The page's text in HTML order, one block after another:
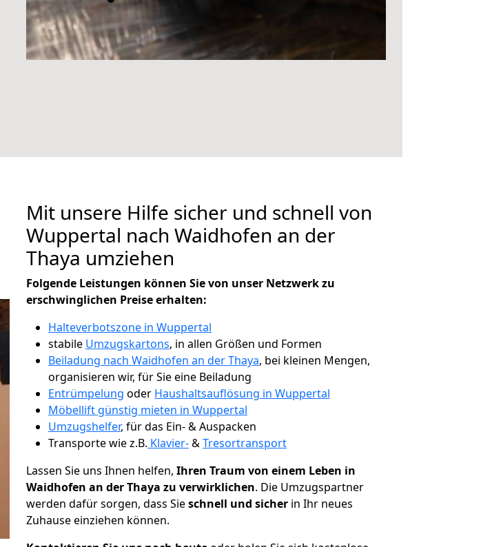
Mit unsere Hilfe sicher und schnell von
Wuppertal nach Waidhofen an der
Thaya umziehen
Folgende Leistungen können Sie von unser Netzwerk zu
erschwinglichen Preise erhalten:
Halteverbotszone in Wuppertal
stabile Umzugskartons, in allen Größen und Formen
Beiladung nach Waidhofen an der Thaya, bei kleinen Mengen,
organisieren wir, für Sie eine Beiladung
Entrümpelung oder Haushaltsauflösung in Wuppertal
Möbellift günstig mieten in Wuppertal
Umzugshelfer, für das Ein- & Auspacken
Transporte wie z.B. Klavier-&Tresortransport
Lassen Sie uns Ihnen helfen, Ihren Traum von einem Leben in
Waidhofen an der Thaya zu verwirklichen. Die Umzugspartner
werden dafür sorgen, dass Sieschnell und sicher in Ihr neues
Zuhause einziehen können.